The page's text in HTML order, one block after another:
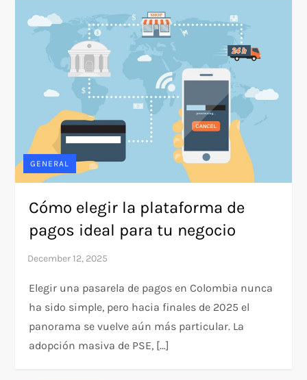
GENERAL
Cómo elegir la plataforma de
pagos ideal para tu negocio
Elegir una pasarela de pagos en Colombia nunca
ha sido simple, pero hacia finales de 2025 el
panorama se vuelve aún más particular. La
adopción masiva de PSE, […]